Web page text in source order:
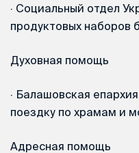
· Социальный отдел
продуктовых наборов
Духовная помощь
· Балашовская епархия
поездку по храмам и
Адресная помощь